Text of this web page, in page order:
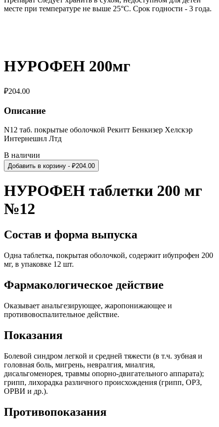
месте при температуре не выше 25°С. Срок годности - 3 года.
НУРОФЕН 200мг
₽204.00
Описание
N12 таб. покрытые оболочкой Рекитт Бенкизер Хелскэр
Интернешнл Лтд
В наличии
Добавить в корзину - ₽204.00
НУРОФЕН таблетки 200 мг
№12
Состав и форма выпуска
Одна таблетка, покрытая оболочкой, содержит ибупрофен 200
мг, в упаковке 12 шт.
Фармакологическое действие
Оказывает анальгезирующее, жаропонижающее и
противовоспалительное действие.
Показания
Болевой синдром легкой и средней тяжести (в т.ч. зубная и
головная боль, мигрень, невралгия, миалгия,
дисальгоменорея, травмы опорно-двигательного аппарата);
грипп, лихорадка различного происхождения (грипп, ОРЗ,
ОРВИ и др.).
Противопоказания